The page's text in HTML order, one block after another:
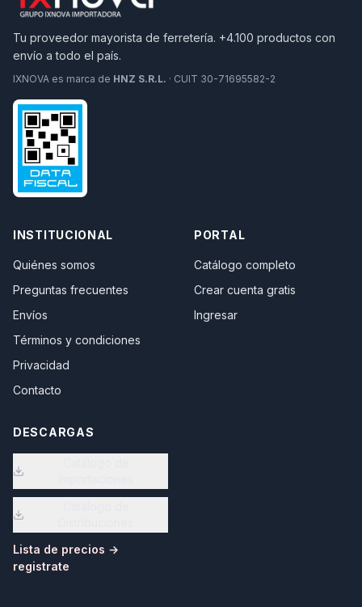
Tu proveedor mayorista de ferretería. +4.100 productos con
envío a todo el país.
IXNOVA es marca de HNZ S.R.L. · CUIT 30-71695582-2
INSTITUCIONAL
Quiénes somos
Preguntas frecuentes
Envíos
Términos y condiciones
Privacidad
Contacto
PORTAL
Catálogo completo
Crear cuenta gratis
Ingresar
DESCARGAS
Lista de precios →
registrate